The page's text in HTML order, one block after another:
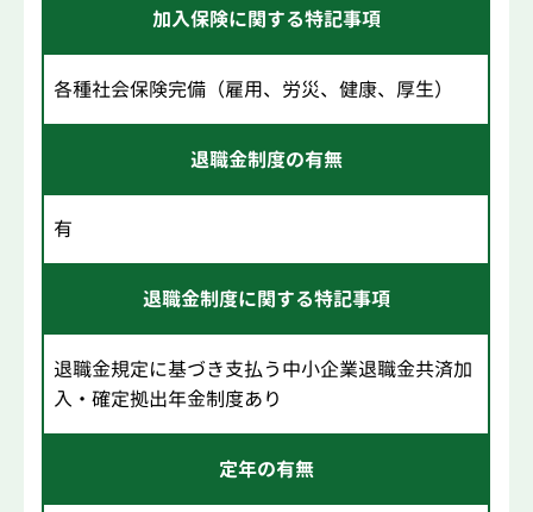
加入保険に関する特記事項
各種社会保険完備（雇用、労災、健康、厚生）
退職金制度の有無
有
退職金制度に関する特記事項
退職金規定に基づき支払う中小企業退職金共済加
入・確定拠出年金制度あり
定年の有無